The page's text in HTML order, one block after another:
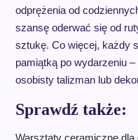
odprężenia od
szansę oderwać się od
sztukę. Co więcej, każdy
pamiątką po wydarzeniu
osobisty talizman lub
Sprawdź także:
Warsztaty ceramiczne dla